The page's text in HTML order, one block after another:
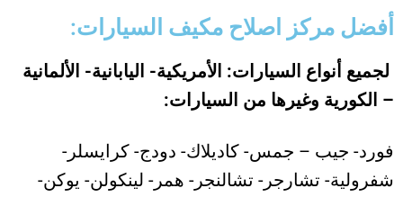
أفضل مركز اصلاح مكيف السيارات:
لجميع أنواع السيارات: الأمريكية- اليابانية- الألمانية
– الكورية وغيرها من السيارات:
فورد- جيب – جمس- كاديلاك- دودج- كرايسلر-
شفرولية- تشارجر- تشالنجر- همر- لينكولن- يوكن-